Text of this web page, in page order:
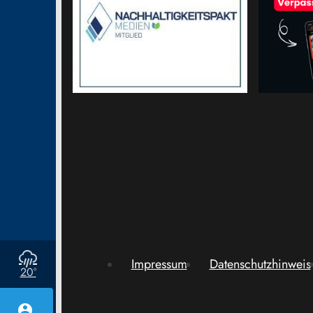
20° Impressum Datenschutzhinweis